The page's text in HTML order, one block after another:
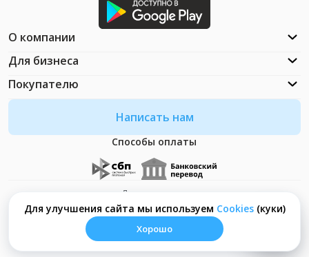
Для улучшения сайта мы используем Сookies(куки)
Хорошо
Написать нам
Способы оплаты
О компании
Для бизнеса
Покупателю
© ООО "Неософт" - 2026
Документация
Что такое Cookies?